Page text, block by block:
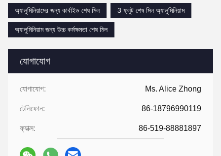
যোগাযোগ
যোগাযোগ: Ms. Alice Zhong
টেলিফোন: 86-18796990119
ফ্যাক্স: 86-519-88881897
অ্যালুমিনিয়ামের জন্য কার্বাইড শেষ মিল
3 ফ্লুট শেষ মিল অ্যালুমিনিয়াম
অ্যালুমিনিয়াম জন্য উচ্চ কর্মক্ষমতা শেষ মিল